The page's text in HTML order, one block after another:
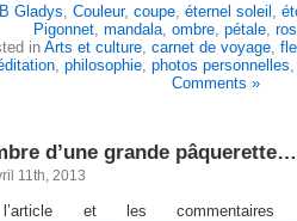
B Gladys Couleur, coupe éternel soleil
Pigonnet, mandala, ombre, pétale,
inArts et culture, carnet de voyage,
, philosophie, photos personnelles
Comments »
d’une grande pâquerette…
11th, 2013
et les